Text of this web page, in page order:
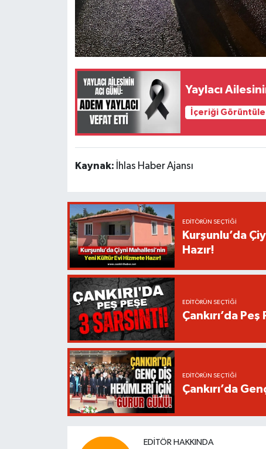
Yaylacı
İçeriği Görüntüle
Kaynak: İhlas Haber Ajansı
EDITÖRÜN SEÇTIĞI
Kurşunlu’da
Hazır!
EDITÖRÜN SEÇTIĞI
Çankırı’da Peş
EDITÖRÜN SEÇTIĞI
Çankırı’da
EDITÖR HAKKINDA